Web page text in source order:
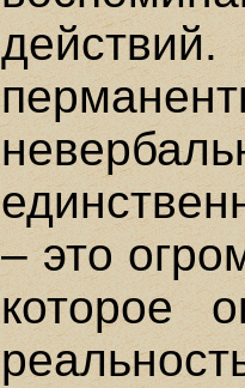
– это
которое